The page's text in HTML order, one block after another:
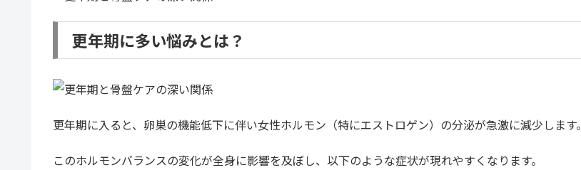
更年期に多い悩みとは？
更年期に入ると、卵巣の機能低下に伴い女性ホルモン（特にエストロゲン）の分泌が急激に減少します。
このホルモンバランスの変化が全身に影響を及ぼし、以下のような症状が現れやすくなります。